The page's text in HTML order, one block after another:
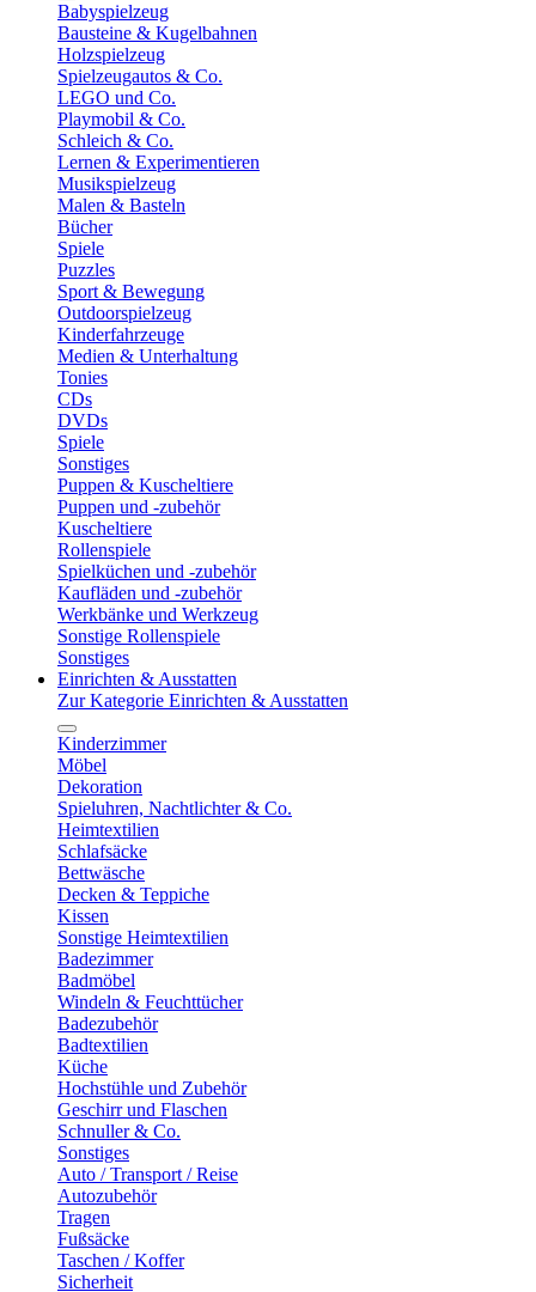
Babyspielzeug
Bausteine & Kugelbahnen
Holzspielzeug
Spielzeugautos & Co.
LEGO und Co.
Playmobil & Co.
Schleich & Co.
Lernen & Experimentieren
Musikspielzeug
Malen & Basteln
Bücher
Spiele
Puzzles
Sport & Bewegung
Outdoorspielzeug
Kinderfahrzeuge
Medien & Unterhaltung
Tonies
CDs
DVDs
Spiele
Sonstiges
Puppen & Kuscheltiere
Puppen und -zubehör
Kuscheltiere
Rollenspiele
Spielküchen und -zubehör
Kaufläden und -zubehör
Werkbänke und Werkzeug
Sonstige Rollenspiele
Sonstiges
Einrichten & Ausstatten
Zur Kategorie Einrichten & Ausstatten
Kinderzimmer
Möbel
Dekoration
Spieluhren, Nachtlichter & Co.
Heimtextilien
Schlafsäcke
Bettwäsche
Decken & Teppiche
Kissen
Sonstige Heimtextilien
Badezimmer
Badmöbel
Windeln & Feuchttücher
Badezubehör
Badtextilien
Küche
Hochstühle und Zubehör
Geschirr und Flaschen
Schnuller & Co.
Sonstiges
Auto / Transport / Reise
Autozubehör
Tragen
Fußsäcke
Taschen / Koffer
Sicherheit